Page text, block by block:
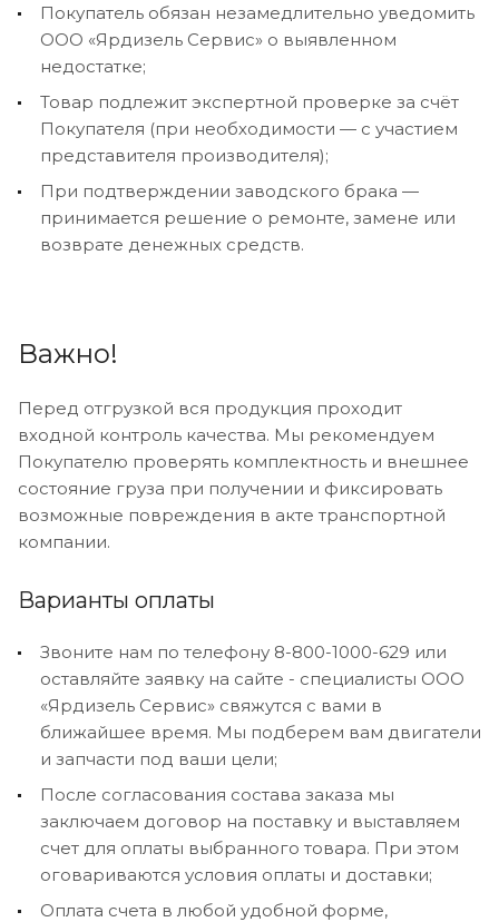
Покупатель обязан незамедлительно уведомить
ООО «Ярдизель Сервис» о выявленном
недостатке;
Товар подлежит экспертной проверке за счёт
Покупателя (при необходимости — с участием
представителя производителя);
При подтверждении заводского брака —
принимается решение о ремонте, замене или
возврате денежных средств.
Важно!
Перед отгрузкой вся продукция проходит
входной контроль качества. Мы рекомендуем
Покупателю проверять комплектность и внешнее
состояние груза при получении и фиксировать
возможные повреждения в акте транспортной
компании.
Варианты оплаты
Звоните нам по телефону 8-800-1000-629 или
оставляйте заявку на сайте - специалисты ООО
«Ярдизель Сервис» свяжутся с вами в
ближайшее время. Мы подберем вам двигатели
и запчасти под ваши цели;
После согласования состава заказа мы
заключаем договор на поставку и выставляем
счет для оплаты выбранного товара. При этом
оговариваются условия оплаты и доставки;
Оплата счета в любой удобной форме,